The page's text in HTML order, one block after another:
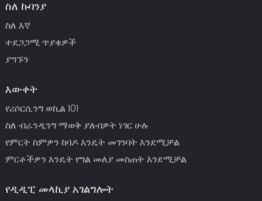
ስለ ኩባንያ
ስለ እኛ
ተደጋጋሚ ጥያቄዎች
ያግኙን
እውቀት
የሪሶርሲንግ ወኪል 101
ስለ ብራንዲንግ ማወቅ ያለብዎት ነገር ሁሉ
የምርት ስምዎን ከባዶ እንዴት መገንባት እንደሚቻል
ምርቶችዎን እንዴት የግል መለያ መስጠት እንደሚቻል
የዲዲፒ መላኪያ አገልግሎት